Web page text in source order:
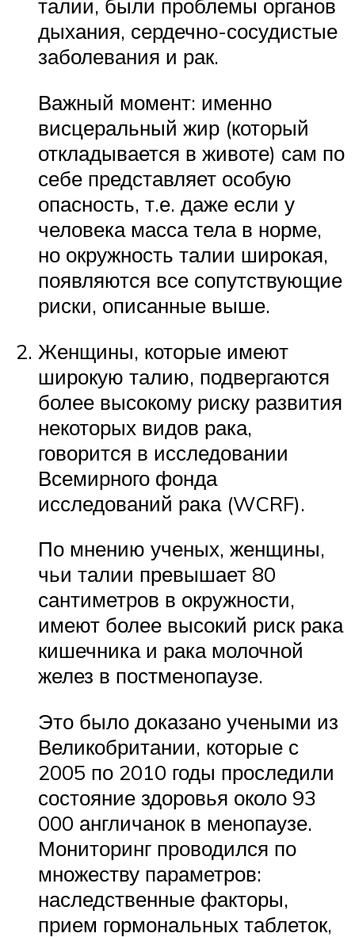
талии, были проблемы органов
дыхания, сердечно-сосудистые
заболевания и рак.
Важный момент: именно
висцеральный жир (который
откладывается в животе) сам по
себе представляет особую
опасность, т.е. даже если у
человека масса тела в норме,
но окружность талии широкая,
появляются все сопутствующие
риски, описанные выше.
Женщины, которые имеют
широкую талию, подвергаются
более высокому риску развития
некоторых видов рака,
говорится в исследовании
Всемирного фонда
исследований рака (WCRF).
По мнению ученых, женщины,
чьи талии превышает 80
сантиметров в окружности,
имеют более высокий риск рака
кишечника и рака молочной
желез в постменопаузе.
Это было доказано учеными из
Великобритании, которые с
2005 по 2010 годы проследили
состояние здоровья около 93
000 англичанок в менопаузе.
Мониторинг проводился по
множеству параметров:
наследственные факторы,
прием гормональных таблеток,